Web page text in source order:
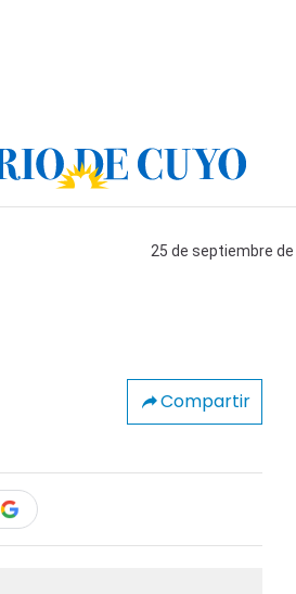
25 de septiembre de
Compartir